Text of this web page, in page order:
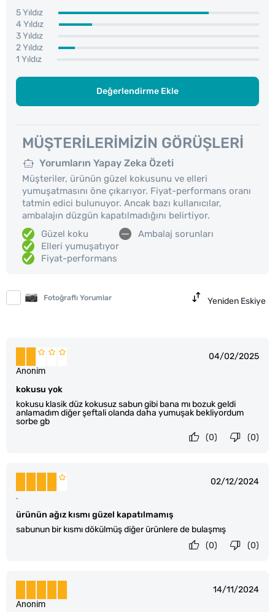
5 Yıldız
4 Yıldız
3 Yıldız
2 Yıldız
1 Yıldız
Değerlendirme Ekle
MÜŞTERILERIMIZIN GÖRÜŞLERI
Yorumların Yapay Zeka Özeti
Müşteriler, ürünün güzel kokusunu ve elleri
yumuşatmasını öne çıkarıyor. Fiyat-performans oranı
tatmin edici bulunuyor. Ancak bazı kullanıcılar,
ambalajın düzgün kapatılmadığını belirtiyor.
Güzel koku
Elleri yumuşatıyor
Fiyat-performans
Ambalaj sorunları
Fotoğraflı Yorumlar Yeniden Eskiye
04/02/2025
kokusu yok
kokusu klasik düz kokusuz sabun gibi bana mı bozuk geldi
anlamadım diğer şeftali olanda daha yumuşak bekliyordum
sorbe gb
Anonim
(0)
(0)
02/12/2024
ürünün ağız kısmı güzel kapatılmamış
sabunun bir kısmı dökülmüş diğer ürünlere de bulaşmış
.
(0)
(0)
14/11/2024
Anonim